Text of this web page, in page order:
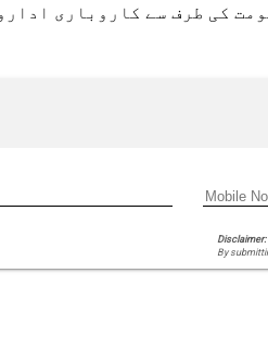
کی طرف سے کاروباری
Disclaimer:
By